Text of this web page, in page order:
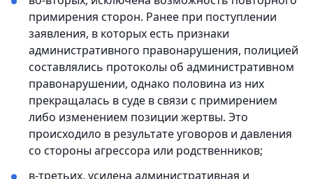
примирения сторон. Ранее при поступлении
заявления, в которых есть признаки
административного правонарушения, полицией
составлялись протоколы об административном
правонарушении, однако половина из них
прекращалась в суде в связи с примирением
либо изменением позиции жертвы. Это
происходило в результате уговоров и давления
со стороны агрессора или родственников;
в-третьих, усилена административная и